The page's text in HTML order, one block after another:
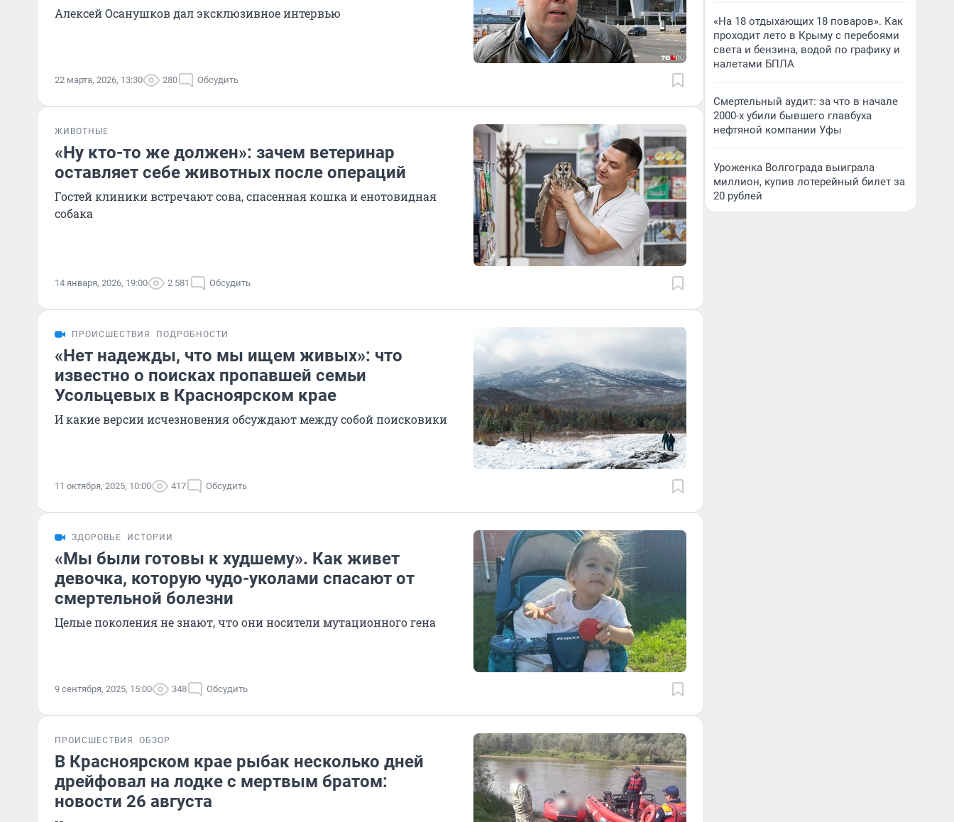
Алексей Осанушков дал эксклюзивное интервью
22 марта, 2026, 13:30 280 Обсудить
ЖИВОТНЫЕ
«Ну кто-то же должен»: зачем ветеринар
оставляет себе животных после операций
Гостей клиники встречают сова, спасенная кошка и енотовидная
собака
14 января, 2026, 19:00 2 581 Обсудить
ПРОИСШЕСТВИЯ ПОДРОБНОСТИ
«Нет надежды, что мы ищем живых»: что
известно о поисках пропавшей семьи
Усольцевых в Красноярском крае
И какие версии исчезновения обсуждают между собой поисковики
11 октября, 2025, 10:00 417 Обсудить
ЗДОРОВЬЕ ИСТОРИИ
«Мы были готовы к худшему». Как живет
девочка, которую чудо-уколами спасают от
смертельной болезни
Целые поколения не знают, что они носители мутационного гена
9 сентября, 2025, 15:00 348 Обсудить
ПРОИСШЕСТВИЯ ОБЗОР
В Красноярском крае рыбак несколько дней
дрейфовал на лодке с мертвым братом:
новости 26 августа
«На 18 отдыхающих 18 поваров». Как
проходит лето в Крыму с перебоями
света и бензина, водой по графику и
налетами БПЛА
Смертельный аудит: за что в начале
2000-х убили бывшего главбуха
нефтяной компании Уфы
Уроженка Волгограда выиграла
миллион, купив лотерейный билет за
20 рублей